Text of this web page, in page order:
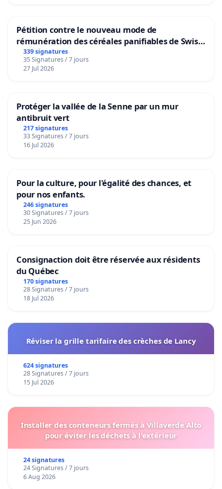
Pétition contre le nouveau mode de
rémunération des céréales panifiables de Swiss
granum basé sur la teneur en protéines
339 signatures
35 Signatures / 7 jours
27 Jul 2026
Protéger la vallée de la Senne par un mur
antibruit vert
217 signatures
33 Signatures / 7 jours
16 Jul 2026
Pour la culture, pour l'égalité des chances, et
pour nos enfants.
246 signatures
30 Signatures / 7 jours
25 Jun 2026
Consignaction doit être réservée aux résidents
du Québec
170 signatures
28 Signatures / 7 jours
18 Jul 2026
Réviser la grille tarifaire des crèches de Lancy
624 signatures
28 Signatures / 7 jours
15 Jul 2026
Installer des conteneurs fermés à Villaverde Alto
pour éviter les déchets à l'extérieur
24 signatures
24 Signatures / 7 jours
6 Aug 2026